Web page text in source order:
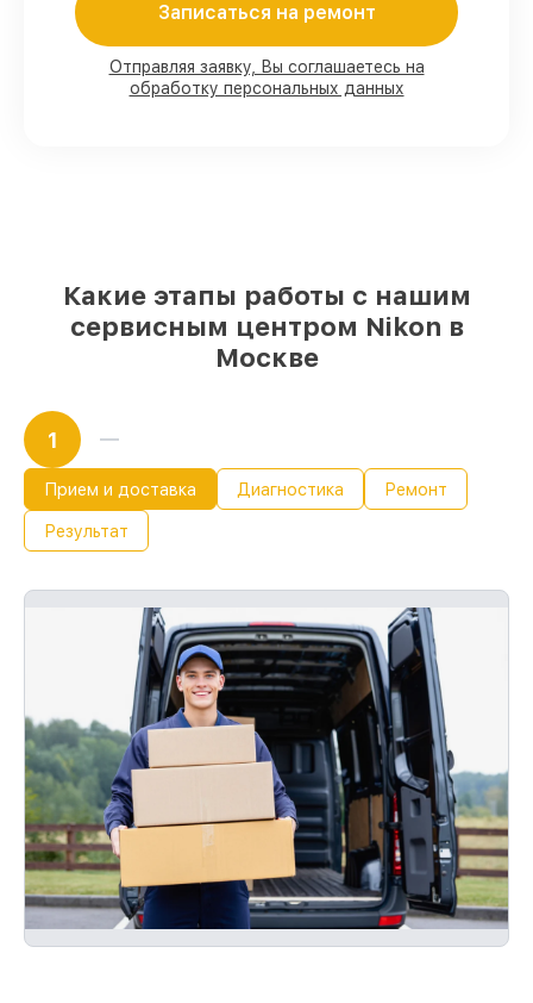
работ с возможностью
присутствовать
90%комплектующих для объективов на
складе или доступны для быстрой
Записаться на ремонт
Отправляя заявку, Вы соглашаетесь на
обработку персональных данных
Какие этапы работы с нашим
сервисным центром Nikon в
Москве
1
Прием и доставка Диагностика Ремонт
Результат